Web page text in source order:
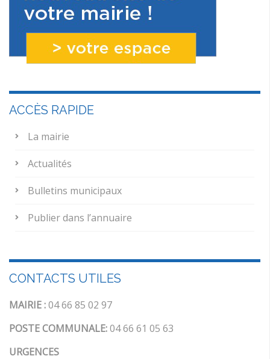
ACCÈS RAPIDE
La mairie
Actualités
Bulletins municipaux
Publier dans l’annuaire
CONTACTS UTILES
MAIRIE :04 66 85 02 97
POSTE COMMUNALE:04 66 61 05 63
URGENCES